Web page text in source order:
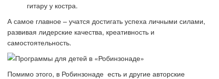
гитару у костра.
А самое главное – учатся достигать успеха личными силами,
развивая лидерские качества, креативность и
самостоятельность.
Помимо этого, в Робинзонаде есть и другие авторские